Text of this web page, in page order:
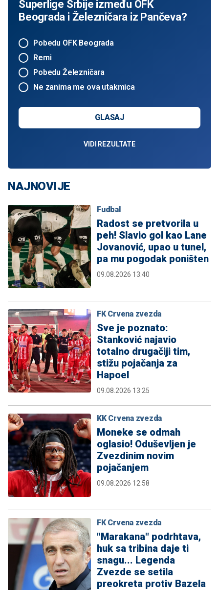
Superlige Srbije između OFK
Beograda i Železničara iz Pančeva?
Pobedu OFK Beograda
Remi
Pobedu Železničara
Ne zanima me ova utakmica
GLASAJ
VIDI REZULTATE
NAJNOVIJE
Fudbal
Radost se pretvorila u
peh! Slavio gol kao Lane
Jovanović, upao u tunel,
pa mu pogodak poništen
09.08.2026 13:40
FK Crvena zvezda
Sve je poznato:
Stanković najavio
totalno drugačiji tim,
stižu pojačanja za
Hapoel
09.08.2026 13:25
KK Crvena zvezda
Moneke se odmah
oglasio! Oduševljen je
Zvezdinim novim
pojačanjem
09.08.2026 12:58
FK Crvena zvezda
"Marakana" podrhtava,
huk sa tribina daje ti
snagu... Legenda
Zvezde se setila
preokreta protiv Bazela